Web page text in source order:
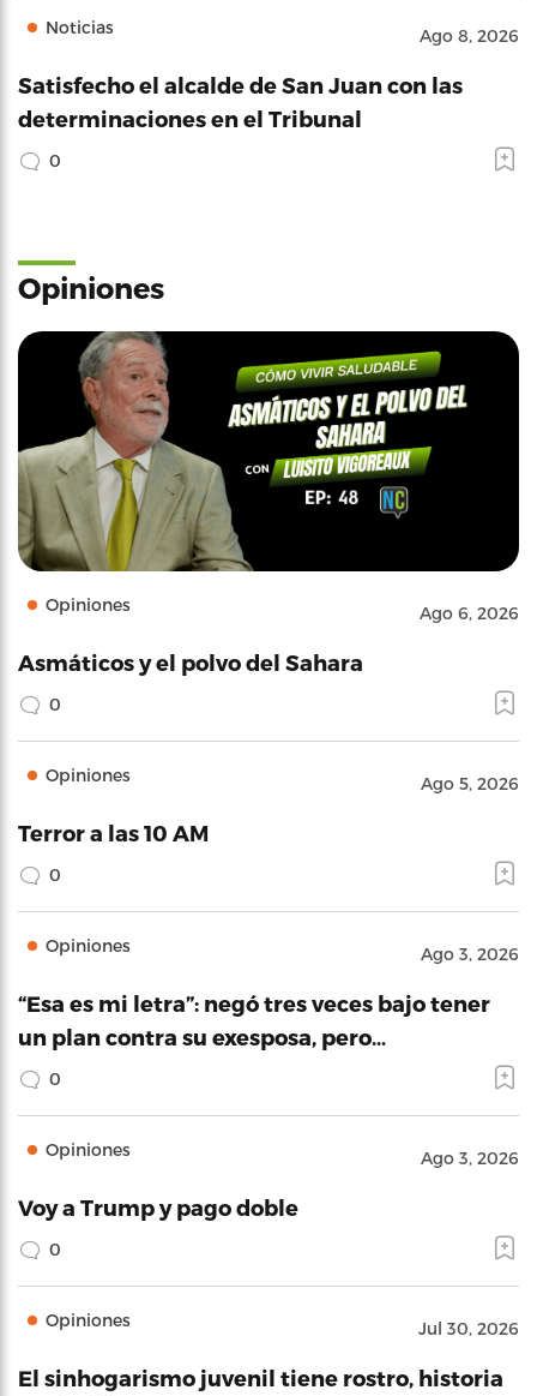
Noticias Ago 8, 2026
Satisfecho el alcalde de San Juan con las
determinaciones en el Tribunal
0
Opiniones
Opiniones Ago 6, 2026
Asmáticos y el polvo del Sahara
0
Opiniones Ago 5, 2026
Terror a las 10 AM
0
Opiniones Ago 3, 2026
“Esa es mi letra”: negó tres veces bajo tener
un plan contra su exesposa, pero…
0
Opiniones Ago 3, 2026
Voy a Trump y pago doble
0
Opiniones Jul 30, 2026
El sinhogarismo juvenil tiene rostro, historia